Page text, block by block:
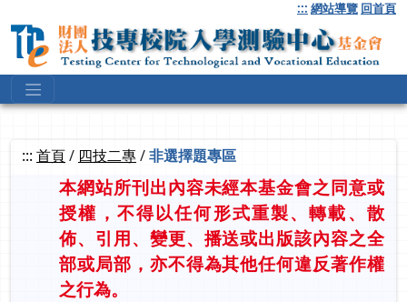
到
要
::: 網站導覽 回首頁
::: 首頁/ 四技二專/非選擇題專區
本網站所刊出內容未經本基金會之同意或
授權，不得以任何形式重製、轉載、散
佈、引用、變更、播送或出版該內容之全
部或局部，亦不得為其他任何違反著作權
之行為。